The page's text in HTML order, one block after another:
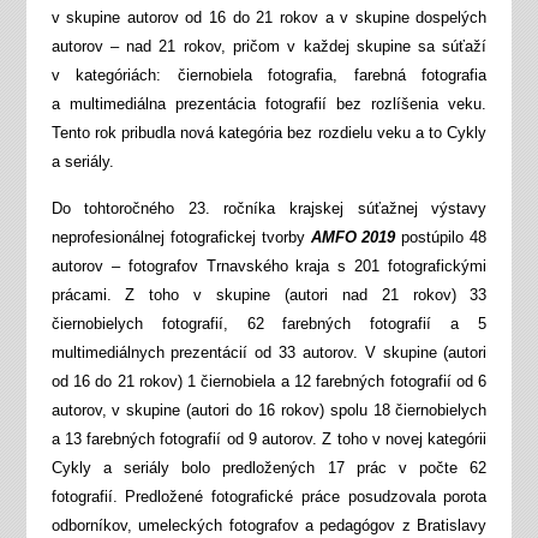
v skupine autorov od 16 do 21 rokov a v skupine dospelých
autorov – nad 21 rokov, pričom v každej skupine sa súťaží
v kategóriách: čiernobiela fotografia, farebná fotografia
a multimediálna prezentácia fotografií bez rozlíšenia veku.
Tento rok pribudla nová kategória bez rozdielu veku a to Cykly
a seriály.
Do tohtoročného 23. ročníka krajskej súťažnej výstavy
neprofesionálnej fotografickej tvorby AMFO 2019postúpilo 48
autorov – fotografov Trnavského kraja s 201 fotografickými
prácami. Z toho v skupine (autori nad 21 rokov) 33
čiernobielych fotografií, 62 farebných fotografií a 5
multimediálnych prezentácií od 33 autorov. V skupine (autori
od 16 do 21 rokov) 1 čiernobiela a 12 farebných fotografií od 6
autorov, v skupine (autori do 16 rokov) spolu 18 čiernobielych
a 13 farebných fotografií od 9 autorov. Z toho v novej kategórii
Cykly a seriály bolo predložených 17 prác v počte 62
fotografií. Predložené fotografické práce posudzovala porota
odborníkov, umeleckých fotografov a pedagógov z Bratislavy